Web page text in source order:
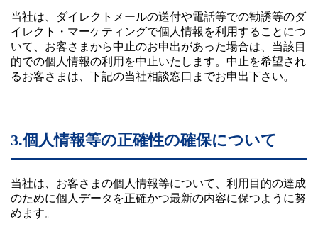
当社は、ダイレクトメールの送付や電話等での勧誘等のダ
イレクト・マーケティングで個人情報を利用することにつ
いて、お客さまから中止のお申出があった場合は、当該目
的での個人情報の利用を中止いたします。中止を希望され
るお客さまは、下記の当社相談窓口までお申出下さい。
3.個人情報等の正確性の確保について
当社は、お客さまの個人情報等について、利用目的の達成
のために個人データを正確かつ最新の内容に保つように努
めます。